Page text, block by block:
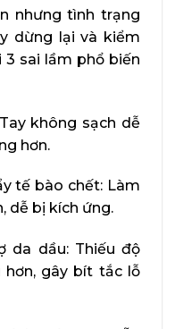
nhưng tình trạng
dừng lại và kiểm
sai lầm phổ biến
không sạch dễ
hơn.
tế bào chết: Làm
dễ bị kích ứng.
da dầu: Thiếu độ
gây bít tắc lỗ